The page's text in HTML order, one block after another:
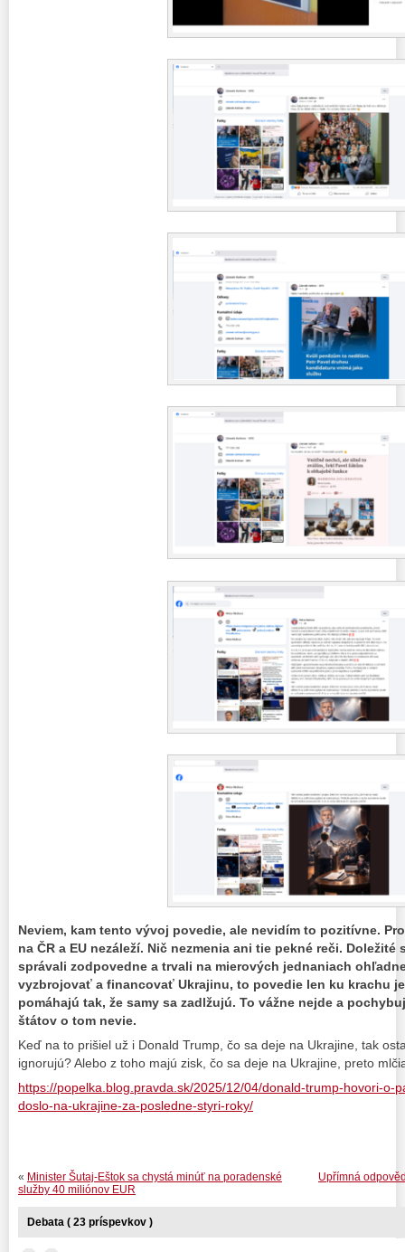
Neviem, kam tento vývoj povedie, ale nevidím to pozitívne.
na ČR a EU nezáleží. Nič nezmenia ani tie pekné reči.
správali zodpovedne a trvali na mierových jednaniach
vyzbrojovať a financovať Ukrajinu, to povedie len ku krachu
pomáhajú tak, že samy sa zadlžujú. To vážne nejde a
štátov o tom nevie.
Keď na to prišiel už i Donald Trump, čo sa deje na Ukrajine, tak
ignorujú? Alebo z toho majú zisk, čo sa deje na Ukrajine, preto
https://popelka.blog.pravda.sk/2025/12/04/donald-trump-hovori-o-
doslo-na-ukrajine-za-posledne-styri-roky/
Upřímná
« Minister Šutaj-Eštok sa chystá minúť na poradenské
služby 40 miliónov EUR
Debata ( 23 príspevkov )